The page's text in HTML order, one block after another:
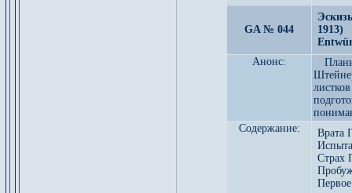
GA № 044
1913)
Анонс:
Содержание:
Врата
Страх